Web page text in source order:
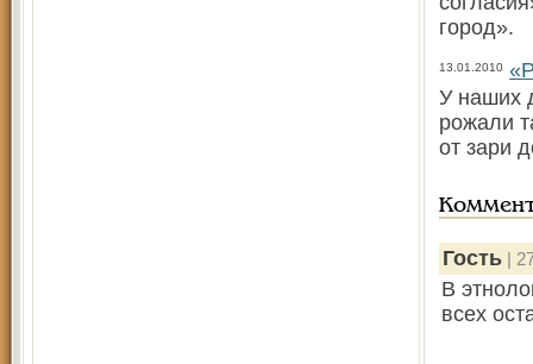
город».
13.01.2010
У наших
рожали
от зари
Гость |
В
всех